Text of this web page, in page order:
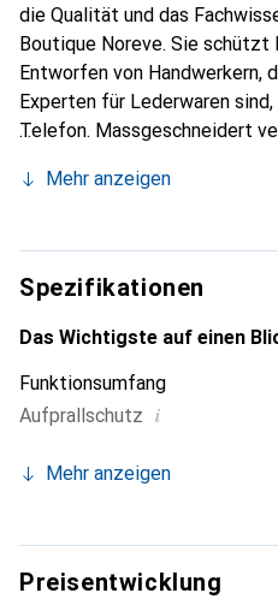
die Qualität und das
Boutique Noreve. Sie schützt
Entworfen von Handwerkern,
Experten für Lederwaren
Telefon. Massgeschneidert
unverzichtbaren Accessoire
die Marke Noreve eine
anspruchsvolle Kundschaft.
Mehr anzeigen
Spezifikationen
Das Wichtigste auf einen
Funktionsumfang
Aufprallschutz i
Mehr anzeigen
Preisentwicklung